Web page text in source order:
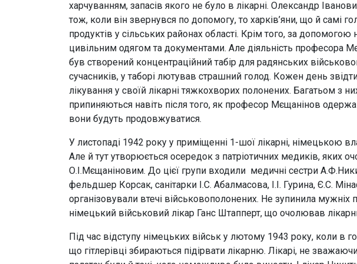
харчуванням, запасів якого не було в лікарні. Олександр
тож, коли він звернувся по допомогу, то харків’яни, що й самі
продуктів у сільських районах області. Крім того, за
цивільним одягом та документами. Але діяльність професора
був створений концентраційний табір для радянських
сучасників, у таборі лютував страшний голод. Кожен день
лікування у своїй лікарні тяжкохворих полонених. Багатьом з
припиняються навіть після того, як професор Мєщанінов
вони будуть продовжуватися.
У листопаді 1942 року у приміщенні 1-шої лікарні, німецькою
Але й тут утворюється осередок з патріотичних медиків, яких
О.І.Мєщаніновим. До цієї групи входили медичні сестри
фельдшер Корсак, санітарки І.С. Абалмасова, І.І. Гурина, Є.С.
організовували втечі військовополонених. Не зупинила мужніх
німецький військовий лікар Ганс Штапперт, що очолював
Під час відступу німецьких військ у лютому 1943 року, коли в
що гітлерівці збираються підірвати лікарню. Лікарі, не